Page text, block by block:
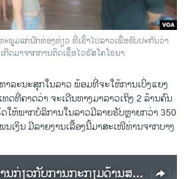
ພູມ​ແກ່​ນັກ​ທ່ອງ​ທ່ຽວ ທີ່​ເຂົ້າ​ໄປ​ລາວ​ເພື່ອ​ຮັບ​ປະ​ກັນ​ວ່າ​
ກີດ​ມາ​ຈາກ​ການ​ຕິດ​ເຊື້ອ​ໄວ​ຣັ​ສ​ໂຄ​ໂຣ​ນາ
າລະນະສຸກໃນລາວ ພ້ອມທີ່ຈະໃຫ້​ການ​ເບິ່ງ​ແຍງ
ດທີ່​ຄາດ​ວ່າ ຈະ​ເດີນ​ທາງ​ມາ​ລາວເຖິງ 2 ລ້ານຄົນ
ໃຫ້ພາກບໍລິການໃນລາວມີລາຍຮັບຫຼາຍກວ່າ 350
ນ​ເງິນ ມີ​ລາຍ​ງານ​ເລື້ອງນີ້​ມາ​ສະ​ເໜີ​ທ່ານ​ຈາກ​ບາງ
ເຊີ​ນ​ຟັງ​ລາຍ​ງານ​ກ່ຽວ​ກັບ​ການກະ​ກຽມ​ດ້ານ​ສາ​ທາ​ລະ​ນະ​ສຸກ​ເພື່ອ​ຕ້ອ​ນ​ຮັບ​ນັກ​ທ່ອງ​ທ່ຽວ​ເຂົ້າ​ໄປ​ລາວ